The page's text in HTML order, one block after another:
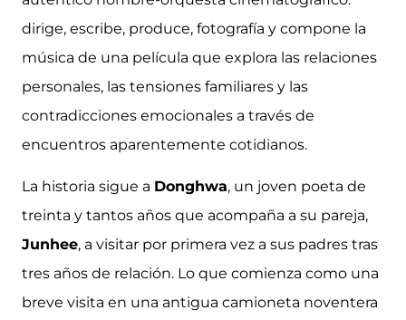
dirige, escribe, produce, fotografía y compone la
música de una película que explora las relaciones
personales, las tensiones familiares y las
contradicciones emocionales a través de
encuentros aparentemente cotidianos.
La historia sigue a Donghwa, un joven poeta de
treinta y tantos años que acompaña a su pareja,
Junhee, a visitar por primera vez a sus padres tras
tres años de relación. Lo que comienza como una
breve visita en una antigua camioneta noventera